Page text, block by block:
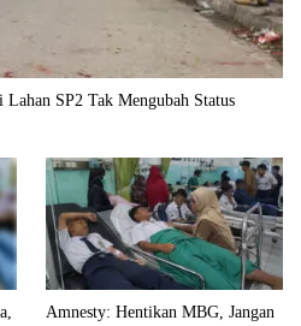
SP2 Tak Mengubah Status
Amnesty: Hentikan MBG, Jangan